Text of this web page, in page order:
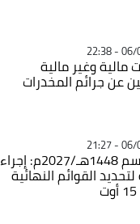
06/
مالية وغير مالية
عن جرائم المخدرات
06/
حج موسم 1448هـ/2027م: إجراء
القوائم النهائية